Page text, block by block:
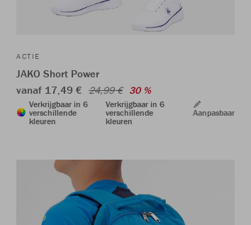
ACTIE
JAKO Short Power
vanaf 17,49 € 24,99 € 30 %
Verkrijgbaar in 6
verschillende
kleuren
Verkrijgbaar in 6
verschillende
kleuren
Aanpasbaar